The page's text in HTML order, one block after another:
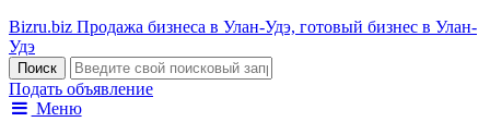
Bizru.biz Продажа бизнеса в Улан-Удэ, готовый бизнес в Улан-
Удэ
Подать объявление
Меню